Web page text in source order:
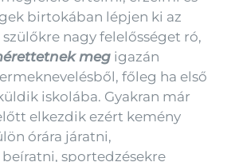
birtokában lépjen ki az
nagy felelősséget ró,
meg igazán
főleg ha első
iskolába. Gyakran már
elkezdik ezért kemény
órára járatni,
sportedzésekre